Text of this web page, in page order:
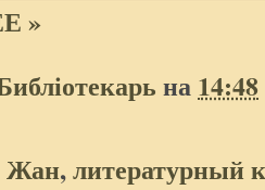
»
на 14:48
Жан,литературный